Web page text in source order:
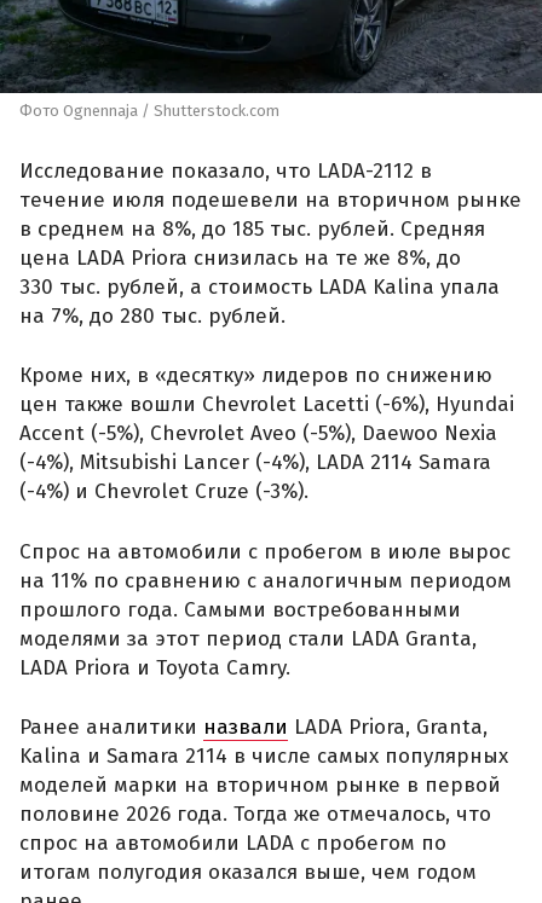
Фото Ognennaja / Shutterstock.com
Исследование показало, что LADA-2112 в
течение июля подешевели на вторичном рынке
в среднем на 8%, до 185 тыс. рублей. Средняя
цена LADA Priora снизилась на те же 8%, до
330 тыс. рублей, а стоимость LADA Kalina упала
на 7%, до 280 тыс. рублей.
Кроме них, в «десятку» лидеров по снижению
цен также вошли Chevrolet Lacetti (-6%), Hyundai
Accent (-5%), Chevrolet Aveo (-5%), Daewoo Nexia
(-4%), Mitsubishi Lancer (-4%), LADA 2114 Samara
(-4%) и Chevrolet Cruze (-3%).
Спрос на автомобили с пробегом в июле вырос
на 11% по сравнению с аналогичным периодом
прошлого года. Самыми востребованными
моделями за этот период стали LADA Granta,
LADA Priora и Toyota Camry.
Ранее аналитики назвали LADA Priora, Granta,
Kalina и Samara 2114 в числе самых популярных
моделей марки на вторичном рынке в первой
половине 2026 года. Тогда же отмечалось, что
спрос на автомобили LADA с пробегом по
итогам полугодия оказался выше, чем годом